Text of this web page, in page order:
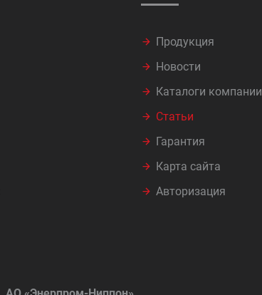
Продукция
Новости
Каталоги компании
Статьи
Гарантия
Карта сайта
Авторизация